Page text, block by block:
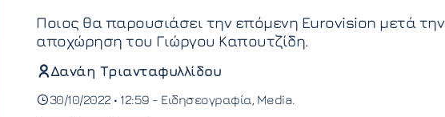
Ποιος θα παρουσιάσει την επόμενη Eurovision μετά την
αποχώρηση του Γιώργου Καπουτζίδη.
Δανάη Τριανταφυλλίδου
30/10/2022 • 12:59 - Ειδησεογραφία Media